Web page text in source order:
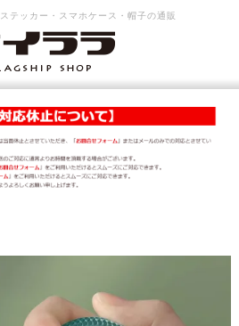
テッカー・スマホケース・帽子の通販